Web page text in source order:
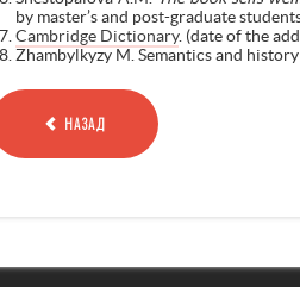
by master’s and post-graduate
Cambridge Dictionary. (date of the
Zhambylkyzy M. Semantics and
НАЗАД